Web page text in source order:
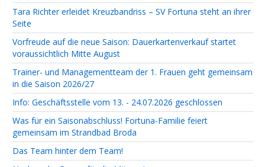
Tara Richter erleidet Kreuzbandriss – SV Fortuna steht an ihrer
Seite
Vorfreude auf die neue Saison: Dauerkartenverkauf startet
voraussichtlich Mitte August
Trainer- und Managementteam der 1. Frauen geht gemeinsam
in die Saison 2026/27
Info: Geschäftsstelle vom 13. - 24.07.2026 geschlossen
Was für ein Saisonabschluss! Fortuna-Familie feiert
gemeinsam im Strandbad Broda
Das Team hinter dem Team!